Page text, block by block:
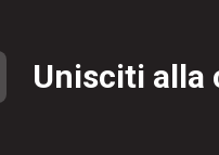
Unisciti alla